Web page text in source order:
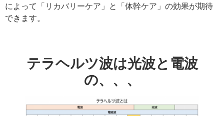
によって「リカバリーケア」と「体幹ケア」の効果が期待
できます。
テラヘルツ波は光波と電波
の、、、